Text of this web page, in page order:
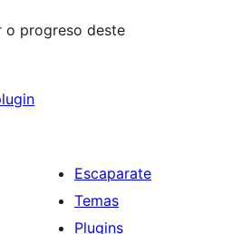
o progreso deste
Escaparate
Temas
Plugins